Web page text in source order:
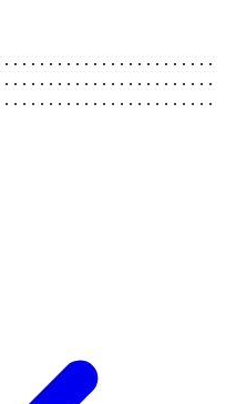
. . . . . . . . . . . . . . . . . . . . . . .
. . . . . . . . . . . . . . . . . . . . . . .
. . . . . . . . . . . . . . . . . . . . . . .